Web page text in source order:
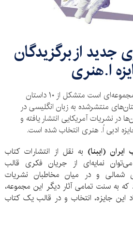
جدید از برگزیدگان
ا.هنری
«کریبدس» عنوان مجموعه‌ای است متشکل از ۱۰ داستان
منتشرشده به زبان انگلیسی در
در نشریات آمریکایی انتشار یافته و
ادبی اُ. هنری انتخاب شده است.
(ایبنا) به نقل از انتشارات کتاب
نمایه‌ای از جریان فکری قالب
شمالی و در میان مخاطبان نشریات
که به سنت تمامی آثار دیگر این مجموعه،
جایزه، انتخاب و در قالب یک کتاب